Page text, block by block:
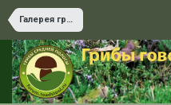
Галерея грибов